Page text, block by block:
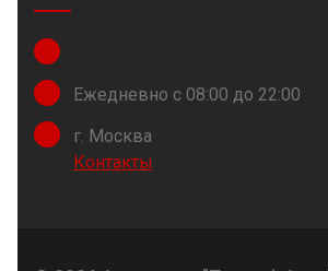
Ежедневно с 08:00 до 22:00
г. Москва
Контакты